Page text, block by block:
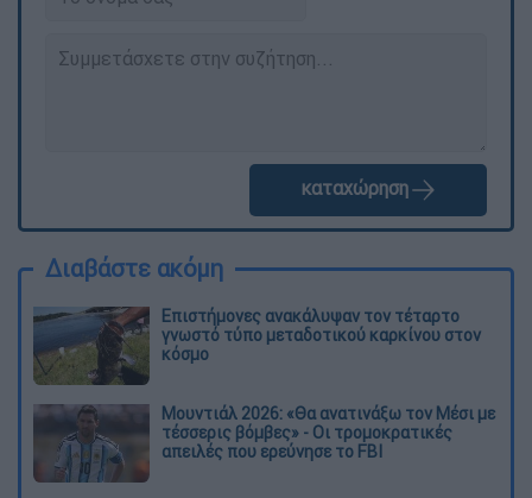
καταχώρηση
Διαβάστε ακόμη
Επιστήμονες ανακάλυψαν τον τέταρτο
γνωστό τύπο μεταδοτικού καρκίνου στον
κόσμο
Μουντιάλ 2026: «Θα ανατινάξω τον Μέσι με
τέσσερις βόμβες» - Οι τρομοκρατικές
απειλές που ερεύνησε το FBI